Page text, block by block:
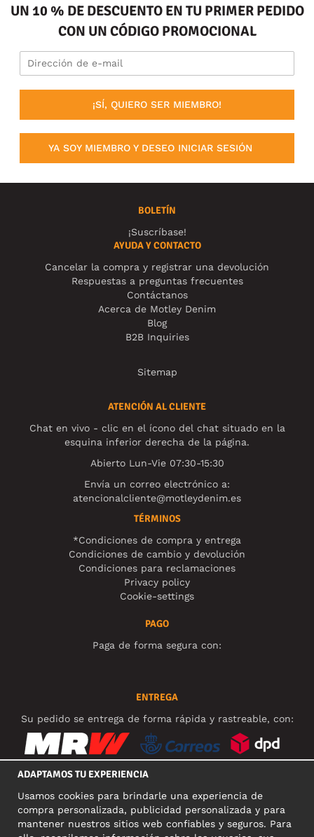
UN 10 % DE DESCUENTO EN TU PRIMER PEDIDO
CON UN CÓDIGO PROMOCIONAL
¡SÍ, QUIERO SER MIEMBRO!
YA SOY MIEMBRO Y DESEO INICIAR SESIÓN
BOLETÍN
¡Suscríbase!
AYUDA Y CONTACTO
Cancelar la compra y registrar una devolución
Respuestas a preguntas frecuentes
Contáctanos
Acerca de Motley Denim
Blog
B2B Inquiries
Sitemap
ATENCIÓN AL CLIENTE
Chat en vivo - clic en el ícono del chat situado en la
esquina inferior derecha de la página.
Abierto Lun-Vie 07:30-15:30
Envía un correo electrónico a:
atencionalcliente@motleydenim.es
TÉRMINOS
*Condiciones de compra y entrega
Condiciones de cambio y devolución
Condiciones para reclamaciones
Privacy policy
Cookie-settings
PAGO
Paga de forma segura con:
ENTREGA
Su pedido se entrega de forma rápida y rastreable, con:
REDES SOCIALES
ADAPTAMOS TU EXPERIENCIA
Usamos cookies para brindarle una experiencia de
compra personalizada, publicidad personalizada y para
mantener nuestros sitios web confiables y seguros. Para